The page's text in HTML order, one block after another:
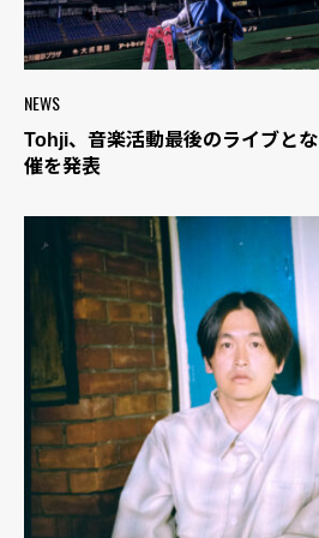
NEWS
Tohji、音楽活動最後のライブと
催を発表